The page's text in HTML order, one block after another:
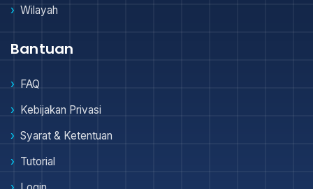
Wilayah
Bantuan
FAQ
Kebijakan Privasi
Syarat & Ketentuan
Tutorial